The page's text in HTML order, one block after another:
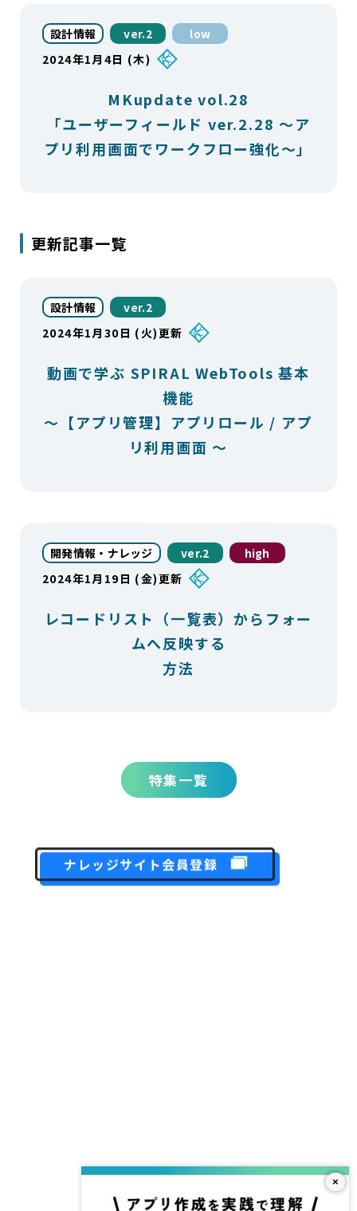
設計情報 ver.2
low
2024年1月4日 (木)
MKupdate vol.28
「ユーザーフィールド ver.2.28 〜ア
プリ利用画面でワークフロー強化〜」
更新記事一覧
設計情報
ver.2
2024年1月30日 (火)更新
動画で学ぶ SPIRAL WebTools 基本
機能
～【アプリ管理】アプリロール / アプ
リ利用画面 ～
開発情報・ナレッジ ver.2
high
2024年1月19日 (金)更新
レコードリスト（一覧表）からフォー
ムへ反映する
方法
特集一覧
ナレッジサイト会員登録
×